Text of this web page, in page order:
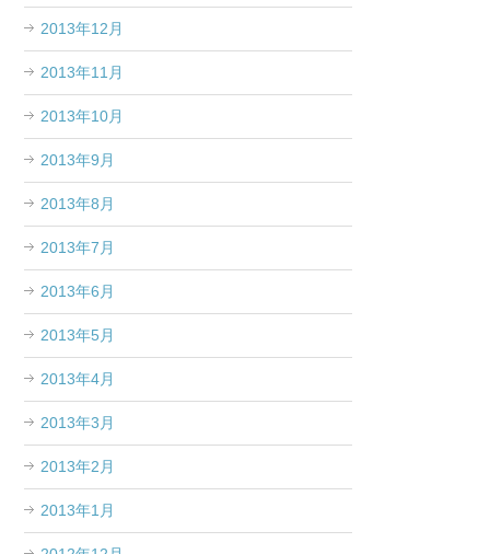
2013年12月
2013年11月
2013年10月
2013年9月
2013年8月
2013年7月
2013年6月
2013年5月
2013年4月
2013年3月
2013年2月
2013年1月